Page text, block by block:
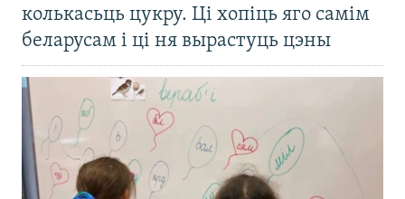
колькасьць цукру. Ці хопіць яго самім
беларусам і ці ня вырастуць цэны